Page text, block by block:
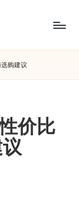
购建议
价比